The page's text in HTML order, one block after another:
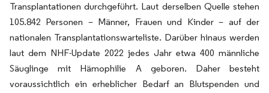
Transplantationen durchgeführt. Laut derselben Quelle stehen
105.842 Personen – Männer, Frauen und Kinder – auf der
nationalen Transplantationswarteliste. Darüber hinaus werden
laut dem NHF-Update 2022 jedes Jahr etwa 400 männliche
Säuglinge mit Hämophilie A geboren. Daher besteht
voraussichtlich ein erheblicher Bedarf an Blutspenden und